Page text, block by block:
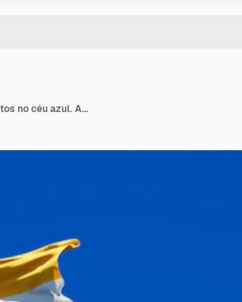
Belas bandeiras do estado nacional da Rússia e da Índia juntos no céu azul. Arte 3D